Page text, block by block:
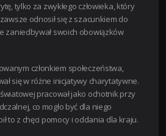
tylko za zwykłego człowieka, który
odnosił się z szacunkiem do
zaniedbywał swoich obowiązków
członkiem społeczeństwa,
się w różne inicjatywy charytatywne.
pracował jako ochotnik przy
co mogło być dla niego
to z chęci pomocy i oddania dla kraju.